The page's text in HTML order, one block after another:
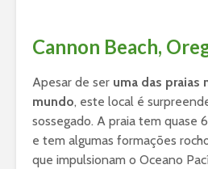
Cannon Beach,
Apesar de ser uma das praias
mundo, este local é
sossegado. A praia tem quase
e tem algumas formações
que impulsionam o Oceano